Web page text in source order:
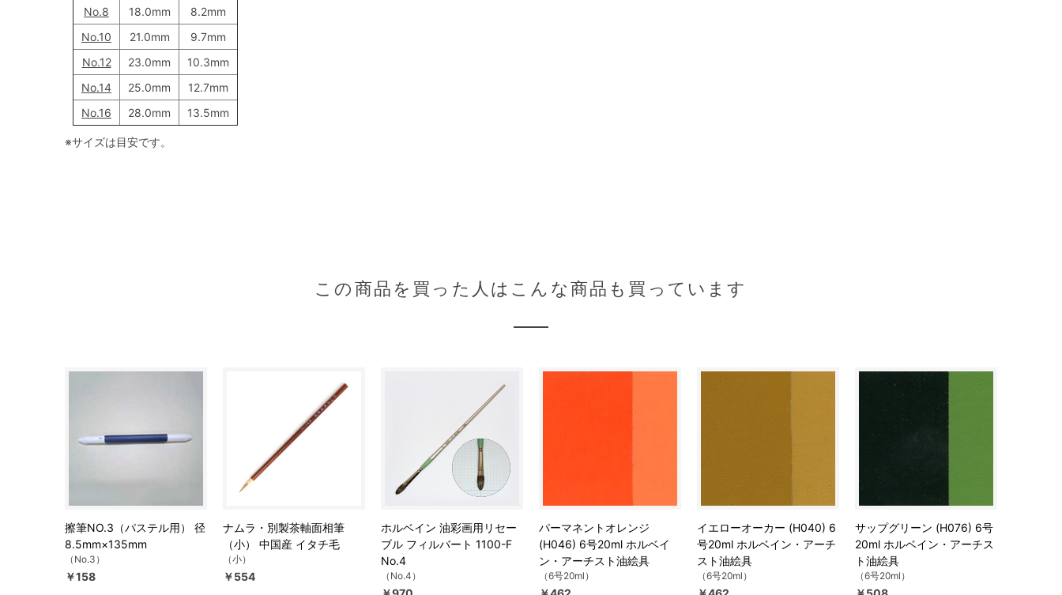
No.8
18.0mm
8.2mm
No.10
21.0mm
9.7mm
No.12
23.0mm
10.3mm
No.14
25.0mm
12.7mm
No.16
28.0mm 13.5mm
※サイズは目安です。
この商品を買った人はこんな商品も買っています
擦筆NO.3（パステル用） 径
8.5mm×135mm
（No.3）
￥158
ナムラ・別製茶軸面相筆
（小） 中国産 イタチ毛
（小）
￥554
ホルベイン 油彩画用リセー
ブル フィルバート 1100-F
No.4
（No.4）
パーマネントオレンジ
(H046) 6号20ml ホルベイ
ン・アーチスト油絵具
（6号20ml）
イエローオーカー (H040) 6
号20ml ホルベイン・アーチ
スト油絵具
（6号20ml）
サップグリーン (H076) 6号
20ml ホルベイン・アーチス
ト油絵具
（6号20ml）